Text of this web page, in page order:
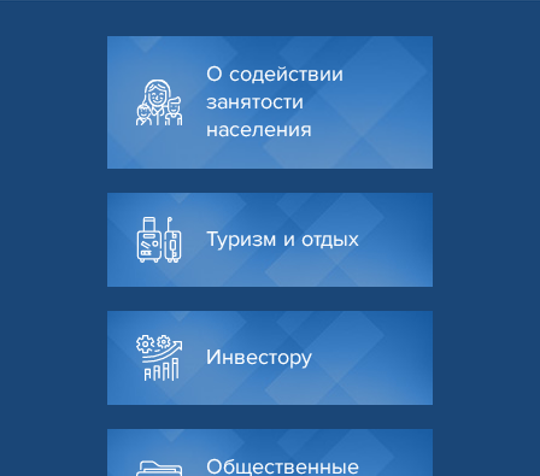
О содействии
занятости
населения
Туризм и отдых
Инвестору
Общественные